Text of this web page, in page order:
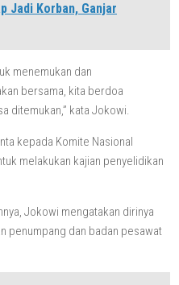
Jadi Korban, Ganjar
menemukan dan
bersama, kita berdoa
ditemukan,” kata Jokowi.
kepada Komite Nasional
melakukan kajian penyelidikan
Jokowi mengatakan dirinya
penumpang dan badan pesawat